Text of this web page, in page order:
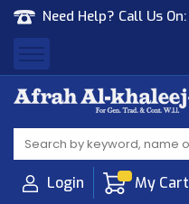
Need Help? Call Us On:
Afrah Al Khaleej
Gen Trad & Cont Co. Wll
Login My Cart